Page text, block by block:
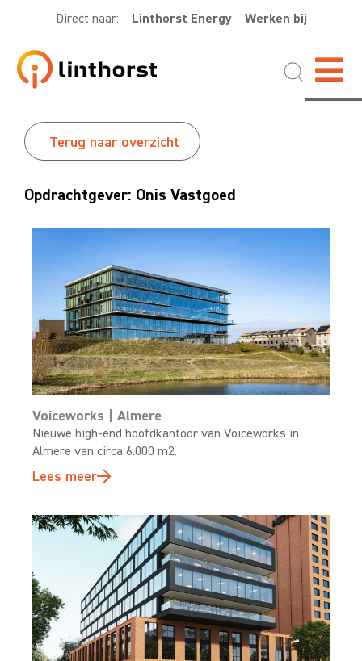
Direct naar: Linthorst Energy Werken bij
Terug naar overzicht
Opdrachtgever: Onis Vastgoed
Voiceworks | Almere
Nieuwe high-end hoofdkantoor van Voiceworks in
Almere van circa 6.000 m2.
Lees meer